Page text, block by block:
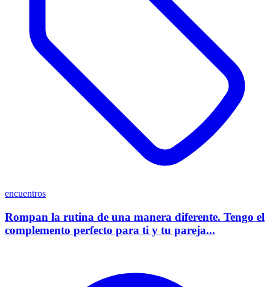
encuentros
Rompan la rutina de una manera diferente. Tengo el
complemento perfecto para ti y tu pareja...